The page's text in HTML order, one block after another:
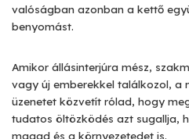
valóságban azonban a kettő
benyomást.
Amikor állásinterjúra mész,
vagy új emberekkel találkozol, a
üzenetet közvetít rólad, hogy
tudatos öltözködés azt sugallja,
magad és a környezetedet is.